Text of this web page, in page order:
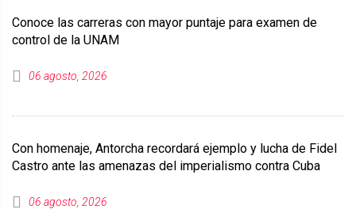
Conoce las carreras con mayor puntaje para examen de
control de la UNAM
06 agosto, 2026
Con homenaje, Antorcha recordará ejemplo y lucha de Fidel
Castro ante las amenazas del imperialismo contra Cuba
06 agosto, 2026